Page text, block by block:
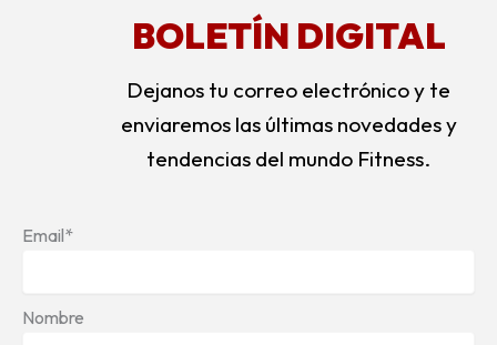
BOLETÍN DIGITAL
Dejanos tu correo electrónico y te
enviaremos las últimas novedades y
tendencias del mundo Fitness.
Email*
Nombre